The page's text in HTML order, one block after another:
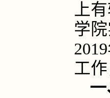
上
学
工